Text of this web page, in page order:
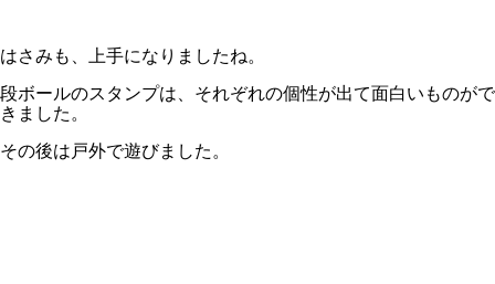
はさみも、上手になりましたね。
段ボールのスタンプは、それぞれの個性が出て面白いものがで
きました。
その後は戸外で遊びました。